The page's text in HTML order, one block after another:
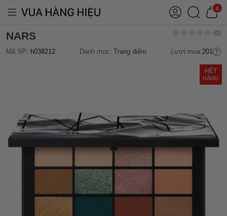
0
NARS
Mã SP: h038212 Danh mục: Trang điểm Lượt mua:201
HẾT
HÀNG